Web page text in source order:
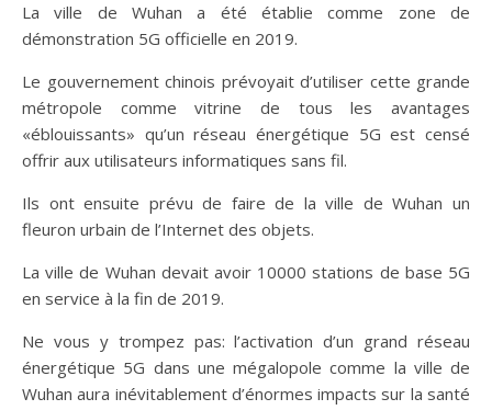
La ville de Wuhan a été établie comme zone de
démonstration 5G officielle en 2019.
Le gouvernement chinois prévoyait d’utiliser cette grande
métropole comme vitrine de tous les avantages
«éblouissants» qu’un réseau énergétique 5G est censé
offrir aux utilisateurs informatiques sans fil.
Ils ont ensuite prévu de faire de la ville de Wuhan un
fleuron urbain de l’Internet des objets.
La ville de Wuhan devait avoir 10000 stations de base 5G
en service à la fin de 2019.
Ne vous y trompez pas: l’activation d’un grand réseau
énergétique 5G dans une mégalopole comme la ville de
Wuhan aura inévitablement d’énormes impacts sur la santé